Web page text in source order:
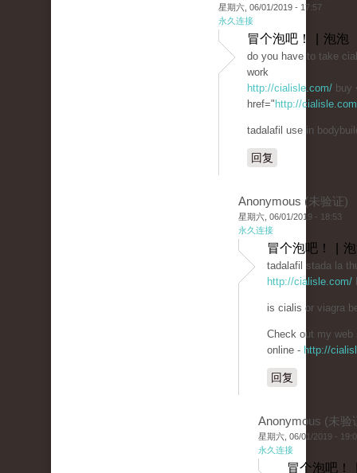
星期六, 06/01/2019 - 17:57
永久连接
冒个泡吧！ | 泡泡
do you have to take
work
http://cialisle.com/ buy
href=" http://
tadalafil use in
回复
Anonymous (未验证)
星期六, 06/01/2019 - 18:53
永久连接
冒个泡吧！ |
tadalafil stada la
http://cialisle.com/
is cialis or viagra
Check out my web
online - http://
回复
Anonymous (未验
星期六, 06/01/2019 -
永久连接
冒个泡吧！